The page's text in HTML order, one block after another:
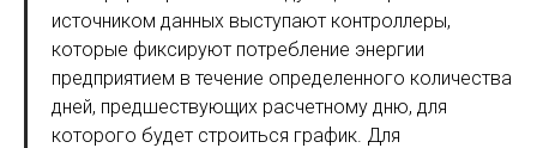
источником данных выступают контроллеры,
которые фиксируют потребление энергии
предприятием в течение определенного количества
дней, предшествующих расчетному дню, для
которого будет строиться график. Для